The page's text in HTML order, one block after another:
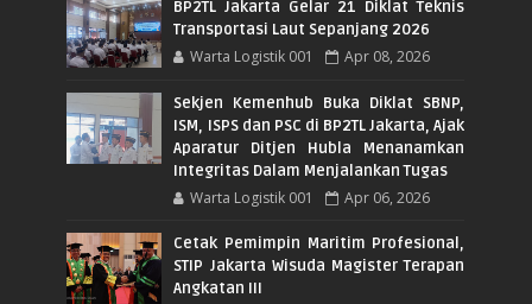
BP2TL Jakarta Gelar 21 Diklat Teknis
Transportasi Laut Sepanjang 2026
Warta Logistik 001 Apr 08, 2026
Sekjen Kemenhub Buka Diklat SBNP,
ISM, ISPS dan PSC di BP2TL Jakarta, Ajak
Aparatur Ditjen Hubla Menanamkan
Integritas Dalam Menjalankan Tugas
Warta Logistik 001 Apr 06, 2026
Cetak Pemimpin Maritim Profesional,
STIP Jakarta Wisuda Magister Terapan
Angkatan III